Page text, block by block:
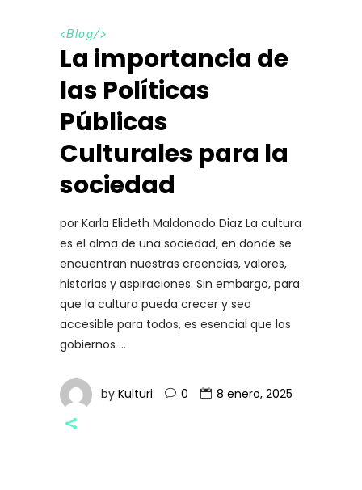
<Blog/>
La importancia de
las Políticas
Públicas
Culturales para la
sociedad
por Karla Elideth Maldonado Diaz La cultura
es el alma de una sociedad, en donde se
encuentran nuestras creencias, valores,
historias y aspiraciones. Sin embargo, para
que la cultura pueda crecer y sea
accesible para todos, es esencial que los
gobiernos
by Kulturi 0 8 enero, 2025